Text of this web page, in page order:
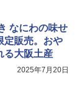
なにわの味せ
定販売。おや
る大阪土産
2025年7月20日